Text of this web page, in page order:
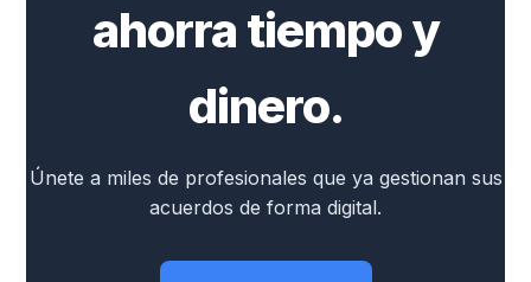
ahorra tiempo y
dinero.
Únete a miles de profesionales que ya gestionan sus
acuerdos de forma digital.